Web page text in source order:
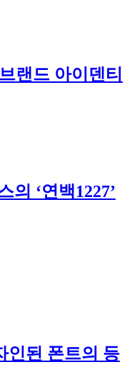
랜드 아이덴티
의 ‘연백1227’
인된 폰트의 등